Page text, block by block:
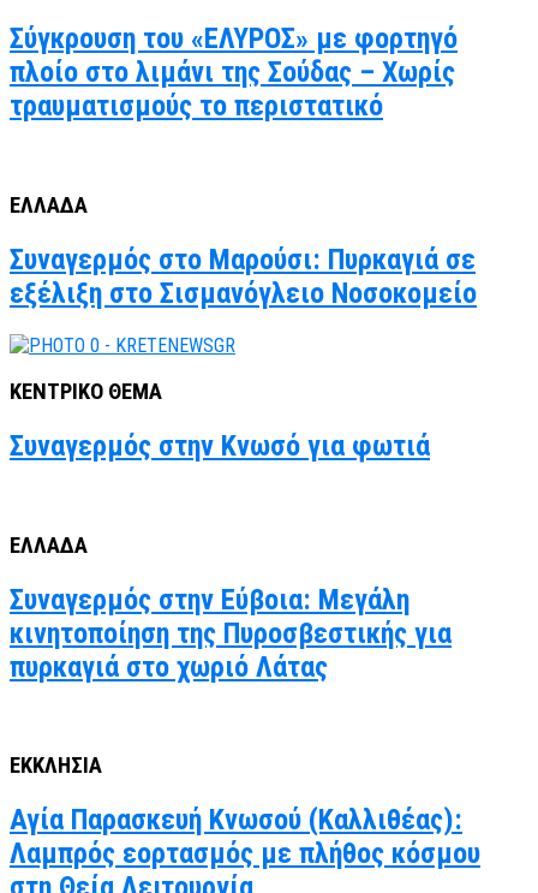
Σύγκρουση του «ΕΛΥΡΟΣ» με φορτηγό
πλοίο στο λιμάνι της Σούδας – Χωρίς
τραυματισμούς το περιστατικό
ΕΛΛΑΔΑ
Συναγερμός στο Μαρούσι: Πυρκαγιά σε
εξέλιξη στο Σισμανόγλειο Νοσοκομείο
ΚΕΝΤΡΙΚΟ ΘΕΜΑ
Συναγερμός στην Κνωσό για φωτιά
ΕΛΛΑΔΑ
Συναγερμός στην Εύβοια: Μεγάλη
κινητοποίηση της Πυροσβεστικής για
πυρκαγιά στο χωριό Λάτας
ΕΚΚΛΗΣΙΑ
Αγία Παρασκευή Κνωσού (Καλλιθέας):
Λαμπρός εορτασμός με πλήθος κόσμου